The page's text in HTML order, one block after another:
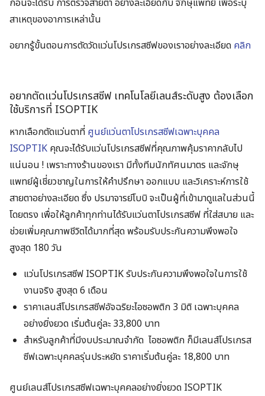
ก่อนจะได้รับ การตรวจสายตา อย่างละเอียดกับ จักษุแพทย์ เพื่อระบุ
สาเหตุของอาการเหล่านั้น​
อยากรู้ขั้นตอนการตัดวัดแว่นโปรเกรสซีฟของเราอย่างละเอียด คลิก
อยากตัดแว่นโปรเกรสซีฟ​ เทคโนโลยีเลนส์ระดับสูง​ ต้องเลือก
ใช้บริการที่​ ISOPTIK
หากเลือกตัดแว่นตาที่ ศูนย์แว่นตาโปรเกรสซีฟเฉพาะบุคคล
ISOPTIK คุณจะได้รับแว่นโปรเกรสซีฟที่คุณภาพคุ้มราคากลับไป
แน่นอน ! เพราะทางร้านของเรา มีทั้งทีมนักทัศนมาตร และจักษุ
แพทย์ผู้เชี่ยวชาญในการให้คำปรึกษา ออกแบบ และวิเคราะห์การใช้
สายตาอย่างละเอียด ซึ่ง ปรมาจารย์โบบิ จะเป็นผู้ที่เข้ามาดูแลในส่วนนี้
โดยตรง เพื่อให้ลูกค้าทุกท่านได้รับแว่นตาโปรเกรสซีฟ ที่ใส่สบาย และ
ช่วยเพิ่มคุณภาพชีวิตได้มากที่สุด พร้อมรับประกันความพึงพอใจ
สูงสุด 180 วัน
แว่นโปรเกรสซีฟ ISOPTIKรับประกันความพึงพอใจในการใช้
งานจริง สูงสุด 6 เดือน
ราคาเลนส์โปรเกรสซีฟอัจฉริยะไอซอพติก 3 มิติ เฉพาะบุคคล
อย่างยิ่งยวด เริ่มต้นคู่ละ 33,800 บาท
สำหรับลูกค้าที่มีงบประมาณจำกัด ไอซอพติก ก็มีเลนส์โปรเกรส
ซีฟเฉพาะบุคคลรุ่นประหยัด ราคาเริ่มต้นคู่ละ 18,800 บาท
ศูนย์เลนส์โปรเกรสซีฟเฉพาะบุคคลอย่างยิ่งยวด ISOPTIK